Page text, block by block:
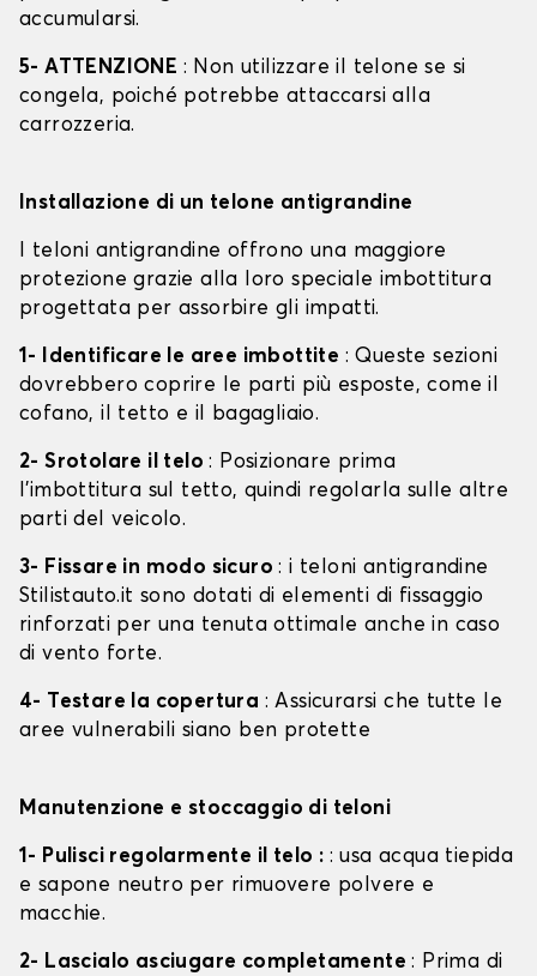
accumularsi.
5- ATTENZIONE : Non utilizzare il telone se si
congela, poiché potrebbe attaccarsi alla
carrozzeria.
Installazione di un telone antigrandine
I teloni antigrandine offrono una maggiore
protezione grazie alla loro speciale imbottitura
progettata per assorbire gli impatti.
1- Identificare le aree imbottite : Queste sezioni
dovrebbero coprire le parti più esposte, come il
cofano, il tetto e il bagagliaio.
2- Srotolare il telo: Posizionare prima
l'imbottitura sul tetto, quindi regolarla sulle altre
parti del veicolo.
3- Fissare in modo sicuro: i teloni antigrandine
Stilistauto.it sono dotati di elementi di fissaggio
rinforzati per una tenuta ottimale anche in caso
di vento forte.
4- Testare la copertura : Assicurarsi che tutte le
aree vulnerabili siano ben protette
Manutenzione e stoccaggio di teloni
1- Pulisci regolarmente il telo : : usa acqua tiepida
e sapone neutro per rimuovere polvere e
macchie.
2- Lascialo asciugare completamente: Prima di